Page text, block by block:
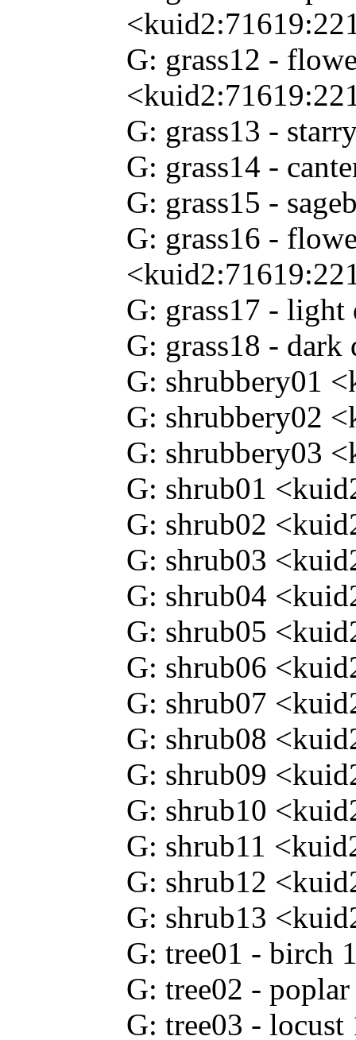
G: grass12 -
G: grass13 -
G: grass14 -
G: grass15 -
G: grass16 -
G: grass17 -
G: grass18 -
G: shrubbery01
G: shrubbery02
G: shrubbery03
G: shrub01
G: shrub02
G: shrub03
G: shrub04
G: shrub05
G: shrub06
G: shrub07
G: shrub08
G: shrub09
G: shrub10
G: shrub11
G: shrub12
G: shrub13
G: tree01 - birch
G: tree02 -
G: tree03 -